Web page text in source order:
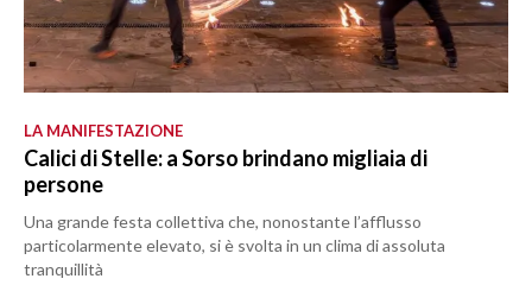
LA MANIFESTAZIONE
Calici di Stelle: a Sorso brindano migliaia di
persone
Una grande festa collettiva che, nonostante l’afflusso
particolarmente elevato, si è svolta in un clima di assoluta
tranquillità